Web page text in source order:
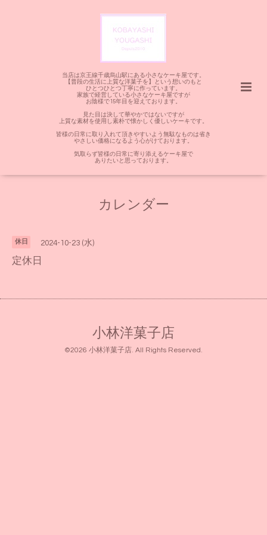
当店は京王線千歳烏山駅にある小さなケーキ屋です。
【普段の生活に上質な洋菓子を】という想いのもと
ひとつひとつ丁寧に作っています。
家族で経営している小さなケーキ屋ですが
お陰様で15年目を迎えております。
見た目は決して華やかではないですが
上質な素材を使用し素朴で懐かしく優しいケーキです。
皆様の日常に取り入れて頂きやすいよう無駄なものは省き
やさしい価格になるよう心がけております。
気取らず皆様の日常に寄り添えるケーキ屋で
ありたいと思っております。
カレンダー
休日 2024-10-23 (水)
定休日
小林洋菓子店
©2026 小林洋菓子店. All Rights Reserved.